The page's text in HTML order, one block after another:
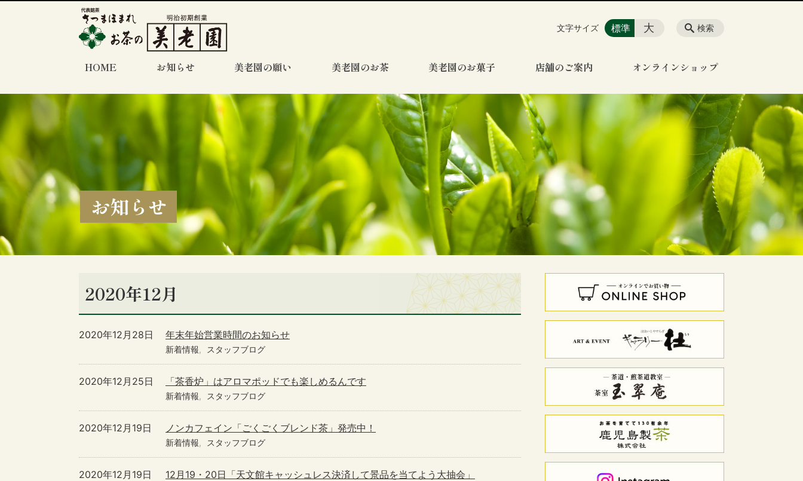
HOME お知らせ 美老園の願い 美老園のお茶 美老園のお菓子 店舗のご案内 オンラインショップ
検索
文字サイズ 標準 大
お知らせ
2020年12月
年末年始営業時間のお知らせ
2020年12月28日
新着情報 スタッフブログ
「茶香炉」はアロマポッドでも楽しめるんです
2020年12月25日
新着情報 スタッフブログ
ノンカフェイン「ごくごくブレンド茶」発売中！
2020年12月19日
新着情報 スタッフブログ
12月19・20日「天文館キャッシュレス決済して景品を当てよう大抽会」
2020年12月19日